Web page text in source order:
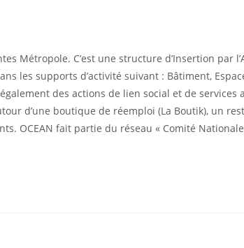
Métropole. C’est une structure d’Insertion par
les supports d’activité suivant : Bâtiment,
des actions de lien social et de services
d’une boutique de réemploi (La Boutik), un
OCEAN fait partie du réseau « Comité